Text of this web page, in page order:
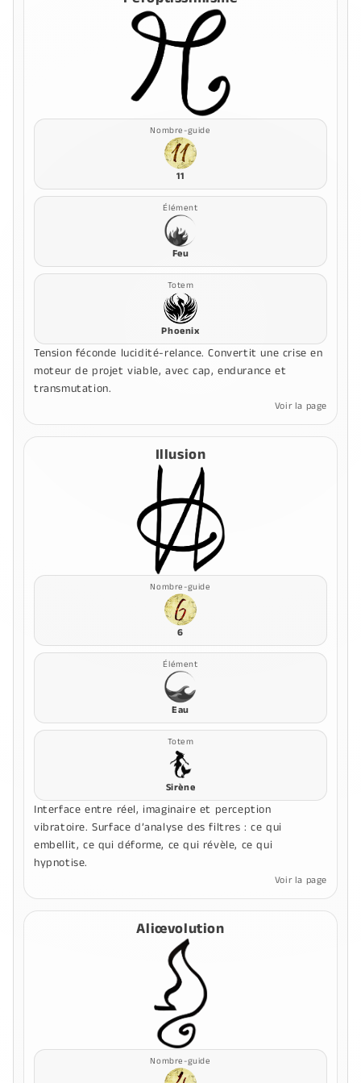
Nombre-guide
11
Élément
Feu
Totem
Phoenix
Tension féconde lucidité-relance. Convertit une crise en
moteur de projet viable, avec cap, endurance et
transmutation.
Voir la page
Illusion
Nombre-guide
6
Élément
Eau
Totem
Sirène
Interface entre réel, imaginaire et perception
vibratoire. Surface d’analyse des filtres : ce qui
embellit, ce qui déforme, ce qui révèle, ce qui
hypnotise.
Voir la page
Aliœvolution
Nombre-guide